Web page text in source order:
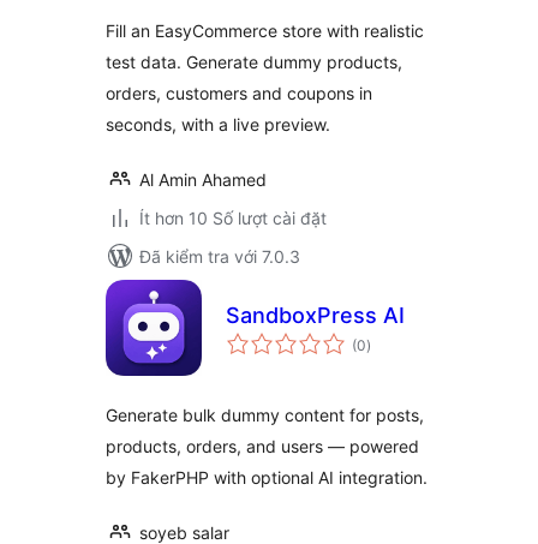
EasyCommerce
Fill an EasyCommerce store with realistic
test data. Generate dummy products,
orders, customers and coupons in
seconds, with a live preview.
Al Amin Ahamed
Ít hơn 10 Số lượt cài đặt
Đã kiểm tra với 7.0.3
SandboxPress AI
(0tổng
đánh
)
Generate bulk dummy content for posts,
products, orders, and users — powered
by FakerPHP with optional AI integration.
soyeb salar